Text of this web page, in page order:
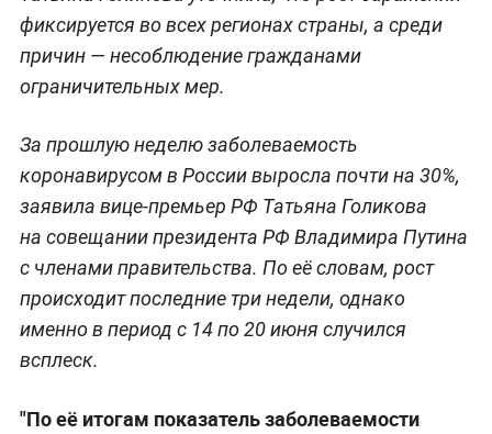
фиксируется во всех регионах страны, а среди
причин — несоблюдение гражданами
ограничительных мер.
За прошлую неделю заболеваемость
коронавирусом в России выросла почти на 30%,
заявила вице-премьер РФ Татьяна Голикова
на совещании президента РФ Владимира Путина
с членами правительства. По её словам, рост
происходит последние три недели, однако
именно в период с 14 по 20 июня случился
всплеск.
"По её итогам показатель заболеваемости